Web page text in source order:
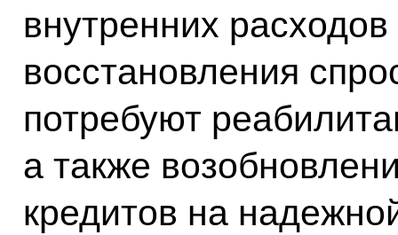
внутренних
восстановления
потребуют
а также
кредитов на